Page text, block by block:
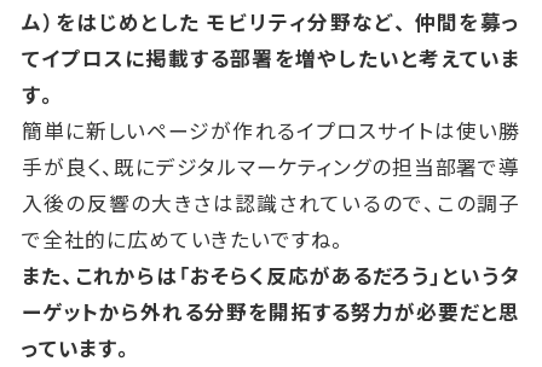
ム）をはじめとしたモビリティ分野など、 仲間を募っ
てイプロスに掲載する部署を増やしたいと考えていま
す。
簡単に新しいページが作れるイプロスサイトは使い勝
手が良く、既にデジタルマーケティングの担当部署で導
入後の反響の大きさは認識されているので、この調子
で全社的に広めていきたいですね。
また、これからは「おそらく反応があるだろう」というタ
ーゲットから外れる分野を開拓する努力が必要だと思
っています。